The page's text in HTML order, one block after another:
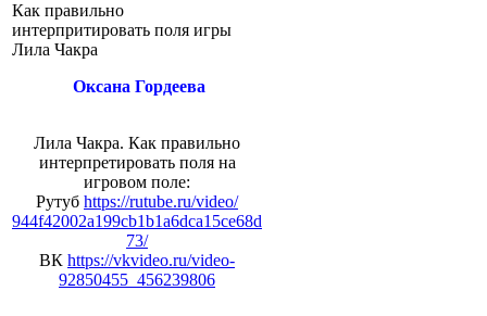
Как правильно
интерпритировать поля игры
Лила Чакра
Оксана Гордеева
Лила Чакра. Как правильно
интерпретировать поля на
игровом поле:
Рутуб https://rutube.ru/video/
944f42002a199cb1b1a6dca15ce68d
73/
ВК https://vkvideo.ru/video-
92850455_456239806